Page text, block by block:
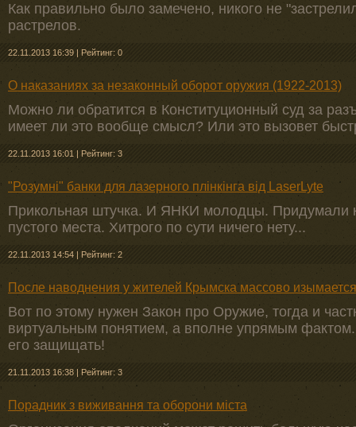
Как правильно было замечено, никого не
растрелов.
22.11.2013 16:39 | Рейтинг: 0
О наказаниях за незаконный оборот оружия (1922-2013)
Можно ли обратится в Конституционный суд за
имеет ли это вообще смысл? Или это вызовет
22.11.2013 16:01 | Рейтинг: 3
"Розумні" банки для лазерного плінкінга від LaserLyte
Прикольная штучка. И ЯНКИ молодцы. Придумали
пустого места. Хитрого по сути ничего нету...
22.11.2013 14:54 | Рейтинг: 2
После наводнения у жителей Крымска массово
Вот по этому нужен Закон про Оружие, тогда и
виртуальным понятием, а вполне упрямым
его защищать!
21.11.2013 16:38 | Рейтинг: 3
Порадник з виживання та оборони міста